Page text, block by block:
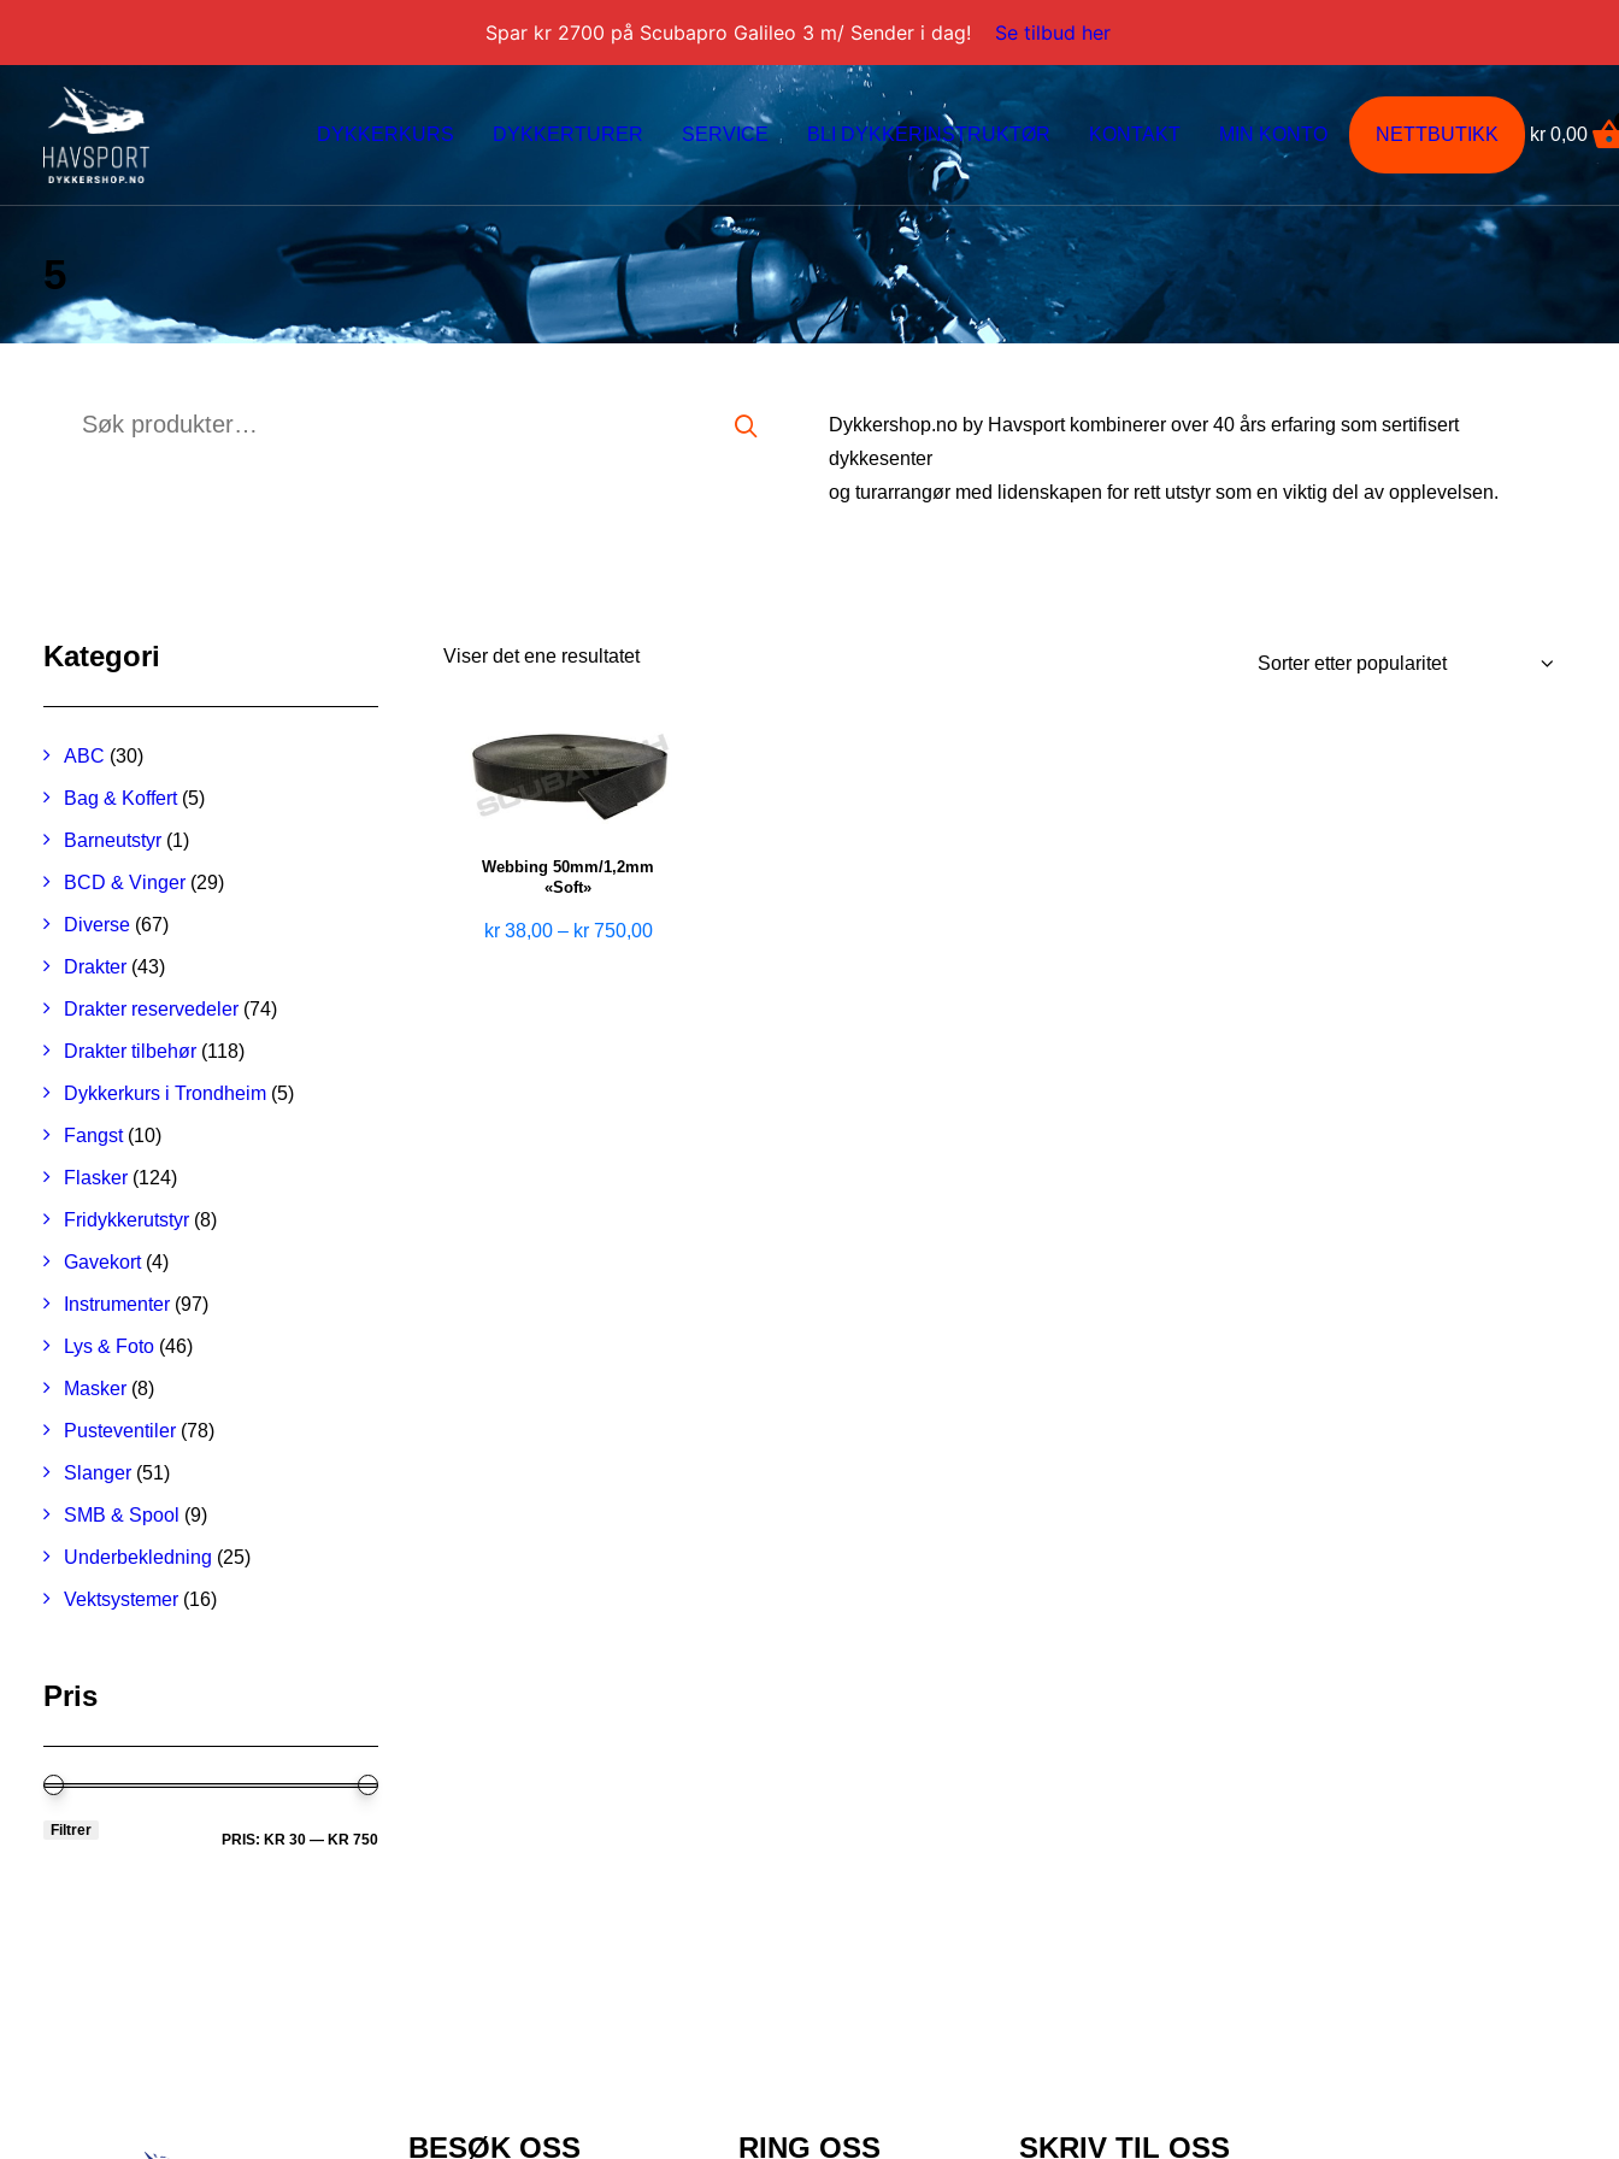
Spar kr 2700 på Scubapro Galileo 3 m/ Sender i dag! Se tilbud her
DYKKERKURS DYKKERTURER SERVICE BLI DYKKERINSTRUKTØR KONTAKT MIN KONTO NETTBUTIKK kr 0,00
5
etter:
Dykkershop.no by Havsport kombinerer over 40 års erfaring som sertifisert
dykkesenter
og turarrangør med lidenskapen for rett utstyr som en viktig del av opplevelsen.
Kategori
ABC (30)
Bag & Koffert (5)
Barneutstyr (1)
BCD & Vinger (29)
Diverse (67)
Drakter (43)
Drakter reservedeler (74)
Drakter tilbehør (118)
Dykkerkurs i Trondheim (5)
Fangst (10)
Flasker (124)
Fridykkerutstyr (8)
Gavekort (4)
Instrumenter (97)
Lys & Foto (46)
Masker (8)
Pusteventiler (78)
Slanger (51)
SMB & Spool (9)
Underbekledning (25)
Vektsystemer (16)
Pris
MIN.
MAKSPRIS
Filtrer
PRIS: KR 30 — KR 750
Viser det ene resultatet
Webbing 50mm/1,2mm
«Soft»
kr38,00– kr750,00
BESØK OSS RING OSS SKRIV TIL OSS